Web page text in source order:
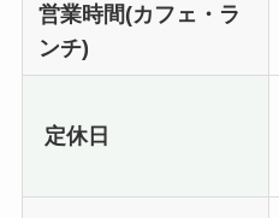
営業時間(カフェ・ラ
ンチ)
定休日